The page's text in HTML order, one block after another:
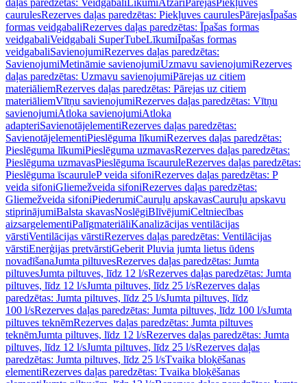
daļas paredzētas: Veidgabali LīkumiAtzari PārejasPiekļuves
caurulesRezerves daļas paredzētas: Piekļuves caurulesPārejasĪpašas
formas veidgabaliRezerves daļas paredzētas: Īpašas formas
veidgabaliVeidgabali SuperTubeLīkumiĪpašas formas
veidgabaliSavienojumiRezerves daļas paredzētas:
SavienojumiMetināmie savienojumiUzmavu savienojumiRezerves
daļas paredzētas: Uzmavu savienojumiPārejas uz citiem
materiāliemRezerves daļas paredzētas: Pārejas uz citiem
materiāliemVītņu savienojumiRezerves daļas paredzētas: Vītņu
savienojumiAtloka savienojumiAtloka
adapteriSavienotājelementiRezerves daļas paredzētas:
SavienotājelementiPieslēguma līkumiRezerves daļas paredzētas:
Pieslēguma līkumiPieslēguma uzmavasRezerves daļas paredzētas:
Pieslēguma uzmavasPieslēguma īscauruleRezerves daļas paredzētas:
Pieslēguma īscauruleP veida sifoniRezerves daļas paredzētas: P
veida sifoniGliemežveida sifoniRezerves daļas paredzētas:
Gliemežveida sifoniPiederumiCauruļu apskavasCauruļu apskavu
stiprinājumiBalsta skavasNoslēgiBlīvējumiCeltniecības
aizsargelementiPalīgmateriāliKanalizācijas ventilācijas
vārstiVentilācijas vārstiRezerves daļas paredzētas: Ventilācijas
vārstiEnerģijas pretvārstiGeberit Pluvia jumta lietus ūdens
novadīšanaJumta piltuvesRezerves daļas paredzētas: Jumta
piltuvesJumta piltuves, līdz 12 l/sRezerves daļas paredzētas: Jumta
piltuves, līdz 12 l/sJumta piltuves, līdz 25 l/sRezerves daļas
paredzētas: Jumta piltuves, līdz 25 l/sJumta piltuves, līdz
100 l/sRezerves daļas paredzētas: Jumta piltuves, līdz 100 l/sJumta
piltuves teknēmRezerves daļas paredzētas: Jumta piltuves
teknēmJumta piltuves, līdz 12 l/sRezerves daļas paredzētas: Jumta
piltuves, līdz 12 l/sJumta piltuves, līdz 25 l/sRezerves daļas
paredzētas: Jumta piltuves, līdz 25 l/sTvaika bloķēšanas
elementiRezerves daļas paredzētas: Tvaika bloķēšanas